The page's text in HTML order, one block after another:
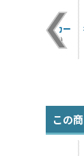
九条カレンパーカー
¥17,600（税込）
この